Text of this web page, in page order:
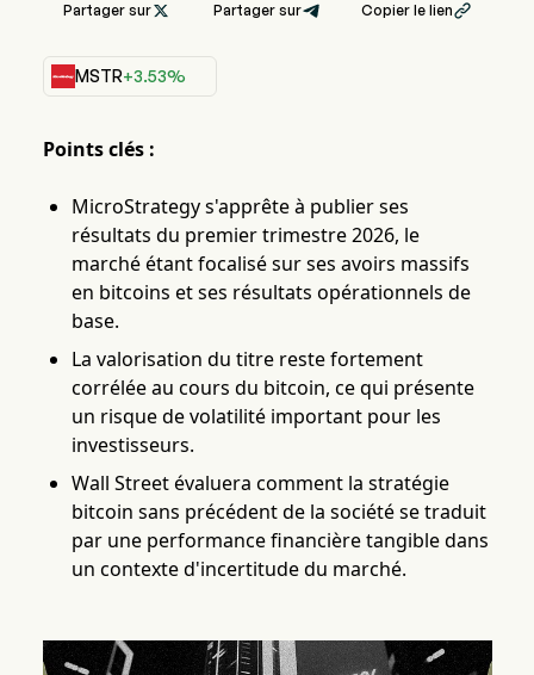
Partager sur Partager sur Copier le lien
MSTR+3.53%
Points clés :
MicroStrategy s'apprête à publier ses
résultats du premier trimestre 2026, le
marché étant focalisé sur ses avoirs massifs
en bitcoins et ses résultats opérationnels de
base.
La valorisation du titre reste fortement
corrélée au cours du bitcoin, ce qui présente
un risque de volatilité important pour les
investisseurs.
Wall Street évaluera comment la stratégie
bitcoin sans précédent de la société se traduit
par une performance financière tangible dans
un contexte d'incertitude du marché.